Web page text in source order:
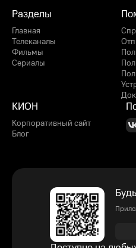
Разделы
Главная
Телеканалы
Фильмы
Сериалы
КИОН
Корпоративный сайт
Блог